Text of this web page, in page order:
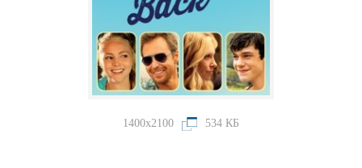
1400x2100 534 КБ